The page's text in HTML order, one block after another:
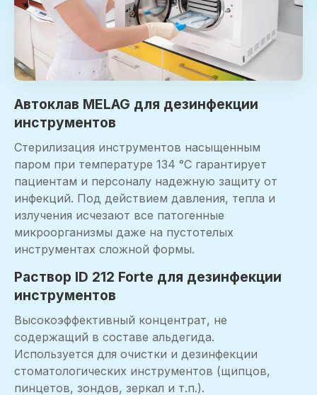
Автоклав MELAG для дезинфекции
инструментов
Стерилизация инструментов насыщенным
паром при температуре 134 °C гарантирует
пациентам и персоналу надежную защиту от
инфекций. Под действием давления, тепла и
излучения исчезают все патогенные
микроорганизмы даже на пустотелых
инструментах сложной формы.
Раствор ID 212 Forte для дезинфекции
инструментов
Высокоэффективный концентрат, не
содержащий в составе альдегида.
Используется для очистки и дезинфекции
стоматологических инструментов (щипцов,
пинцетов, зондов, зеркал и т.п.).